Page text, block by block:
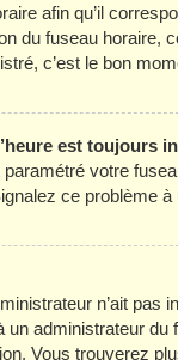
afin qu’il
du fuseau horaire,
c’est le bon
est toujours
votre
ce problème
n’ait
administrateur du
Vous trouverez